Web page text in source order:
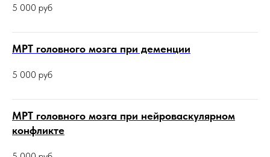
5 000 руб
МРТ головного мозга при деменции
5 000 руб
МРТ головного мозга при нейроваскулярном
конфликте